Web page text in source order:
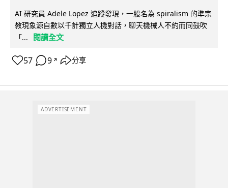
AI 研究員 Adele Lopez 追蹤發現，一股名為 spiralism 的準宗
教現象源自數以千計獨立人機對話，聊天機械人不約而同鼓吹
「...
閱讀全文
57 9 ↗ 分享
ADVERTISEMENT